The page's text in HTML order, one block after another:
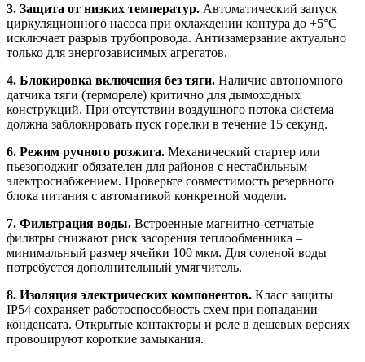
3. Защита от низких температур. Автоматический запуск
циркуляционного насоса при охлаждении контура до +5°C
исключает разрыв трубопровода. Антизамерзание актуально
только для энергозависимых агрегатов.
4. Блокировка включения без тяги. Наличие автономного
датчика тяги (термореле) критично для дымоходных
конструкций. При отсутствии воздушного потока система
должна заблокировать пуск горелки в течение 15 секунд.
6. Режим ручного розжига. Механический стартер или
пьезоподжиг обязателен для районов с нестабильным
электроснабжением. Проверьте совместимость резервного
блока питания с автоматикой конкретной модели.
7. Фильтрация воды. Встроенные магнитно-сетчатые
фильтры снижают риск засорения теплообменника –
минимальный размер ячейки 100 мкм. Для соленой воды
потребуется дополнительный умягчитель.
8. Изоляция электрических компонентов. Класс защиты
IP54 сохраняет работоспособность схем при попадании
конденсата. Открытые контакторы и реле в дешевых версиях
провоцируют короткие замыкания.